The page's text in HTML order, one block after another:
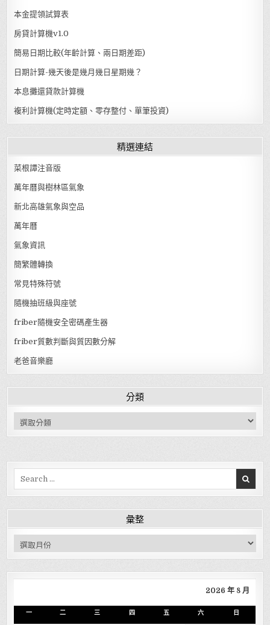
本金提領試算表
房貸計算機v1.0
簡易日期比較(年齡計算、兩日期差距)
日期計算-幾天後是幾月幾日星期幾？
本息攤還貸款計算機
複利計算機(定時定額、零存整付、單筆投資)
精選連結
菜根譚注音版
萬年曆與樹林區氣象
新北高雄氣象與空品
萬年曆
氣象資訊
簡繁體轉換
常見特殊符號
隨機抽班級與座號
friber隨機安全密碼產生器
friber質數判斷與質因數分解
老爸音樂廳
分類
分類
彙整
彙整
2026 年 8 月
一 二 三 四 五 六 日